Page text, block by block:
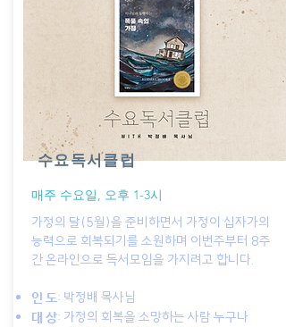
매주 수요일, 오후 1-3시
수요독서클럽
가정의 달(5월)을 준비하면서 가정이 십자가의
능력으로 회복되기를 소원하며 이번주부터 8주
간 온라인으로 독서모임을 가지려고 합니다.
인 도: 박정배 목사님
대 상: 가정의 회복을 소망하는 사람 누구나